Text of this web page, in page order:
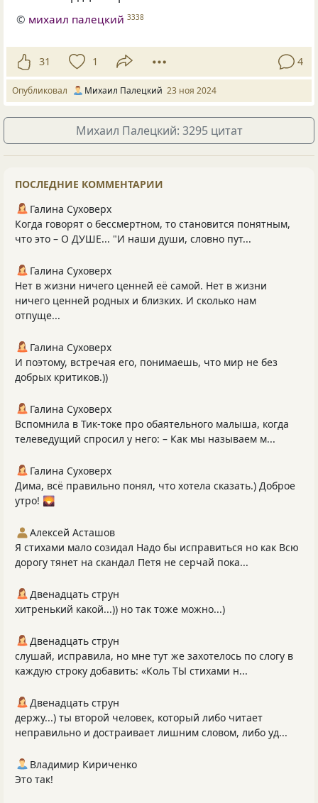
© михаил палецкий 3338
31 1 4
Опубликовал Михаил Палецкий 23 ноя 2024
Михаил Палецкий: 3295 цитат
ПОСЛЕДНИЕ КОММЕНТАРИИ
Галина Суховерх
Когда говорят о бессмертном, то становится понятным,
что это – О ДУШЕ... "И наши души, словно пут...
Галина Суховерх
Нет в жизни ничего ценней её самой. Нет в жизни
ничего ценней родных и близких. И сколько нам
отпуще...
Галина Суховерх
И поэтому, встречая его, понимаешь, что мир не без
добрых критиков.))
Галина Суховерх
Вспомнила в Тик-токе про обаятельного малыша, когда
телеведущий спросил у него: – Как мы называем м...
Галина Суховерх
Дима, всё правильно понял, что хотела сказать.) Доброе
утро! 🌄
Алексей Асташов
Я стихами мало созидал Надо бы исправиться но как Всю
дорогу тянет на скандал Петя не серчай пока...
Двенадцать струн
хитренький какой...)) но так тоже можно...)
Двенадцать струн
слушай, исправила, но мне тут же захотелось по слогу в
каждую строку добавить: «Коль ТЫ стихами н...
Двенадцать струн
держу...) ты второй человек, который либо читает
неправильно и достраивает лишним словом, либо уд...
Владимир Кириченко
Это так!